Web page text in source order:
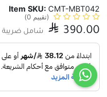
Item SKU: CMT-MBT042
(تقييم 0)
390.00 شامل ضريبة